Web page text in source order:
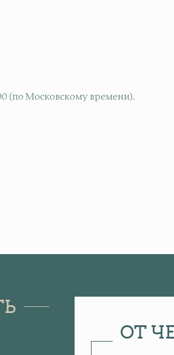
(по Московскому времени).
ОТ